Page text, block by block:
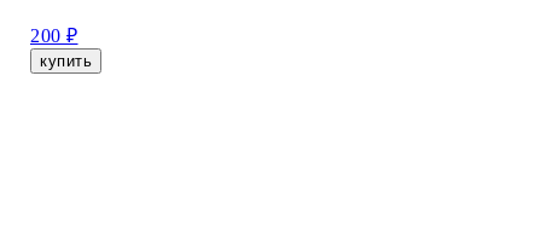
200 ₽
купить